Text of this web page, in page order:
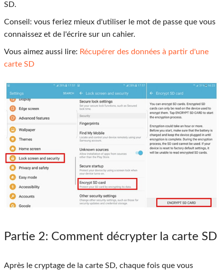
SD.
Conseil: vous feriez mieux d'utiliser le mot de passe que vous
connaissez et de l'écrire sur un cahier.
Vous aimez aussi lire: Récupérer des données à partir d'une
carte SD
Partie 2: Comment décrypter la carte SD
Après le cryptage de la carte SD, chaque fois que vous